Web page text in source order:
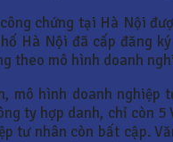
chứng tại Hà Nội
Hà Nội đã cấp đăng
theo mô hình doanh
hình doanh
ty hợp danh, chỉ còn
tư nhân còn bất cập.